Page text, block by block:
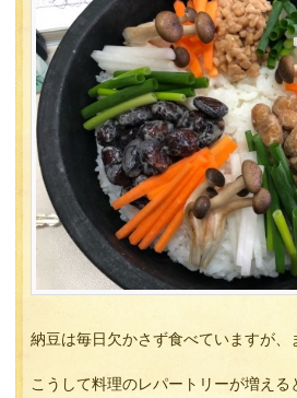
納豆は毎日欠かさず食べていますが、
こうして料理のレパートリーが増える